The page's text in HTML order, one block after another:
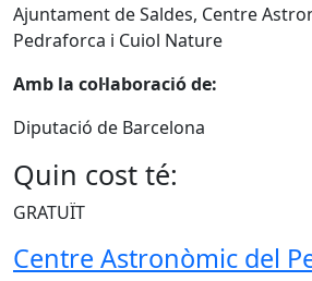
Ajuntament de Saldes, Centre
Pedraforca i Cuiol Nature
Amb la col·laboració de:
Diputació de Barcelona
Quin cost té:
GRATUÏT
Centre Astronòmic del